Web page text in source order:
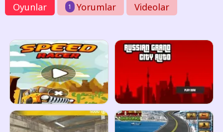
Oyunlar 1 Yorumlar Videolar